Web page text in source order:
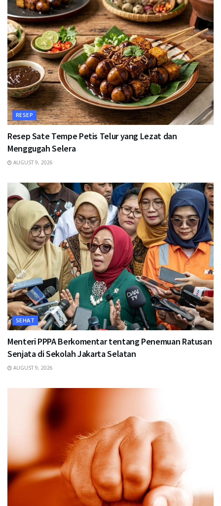
RESEP
Resep Sate Tempe Petis Telur yang Lezat dan
Menggugah Selera
AUGUST 9, 2026
SEHAT
Menteri PPPA Berkomentar tentang Penemuan Ratusan
Senjata di Sekolah Jakarta Selatan
AUGUST 9, 2026